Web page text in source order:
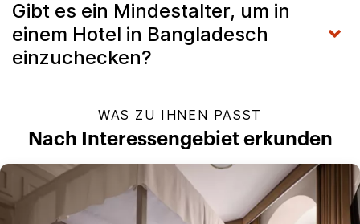
Gibt es ein Mindestalter, um in
einem Hotel in Bangladesch
einzuchecken?
WAS ZU IHNEN PASST
Nach Interessengebiet erkunden